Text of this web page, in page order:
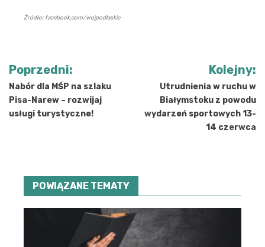
Źródło: facebook.com/wojpodlaskie
Nawigacja
wpisu
Poprzedni:
Nabór dla MŚP na szlaku
Pisa-Narew – rozwijaj
usługi turystyczne!
Kolejny:
Utrudnienia w ruchu w
Białymstoku z powodu
wydarzeń sportowych 13-
14 czerwca
POWIĄZANE TEMATY